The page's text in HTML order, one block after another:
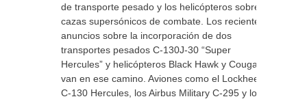
de transporte pesado y los helicópteros sobre
cazas supersónicos de combate. Los recientes
anuncios sobre la incorporación de dos
transportes pesados C-130J-30 “Super
Hercules” y helicópteros Black Hawk y Cougar
van en ese camino. Aviones como el Lockheed
C-130 Hercules, los Airbus Military C-295 y los